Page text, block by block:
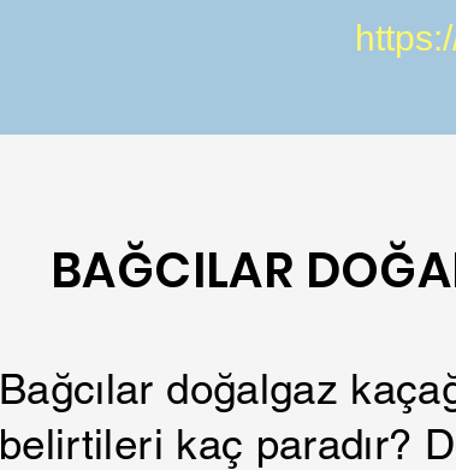
BAĞCILAR
Bağcılar doğalgaz
belirtileri kaç paradır?